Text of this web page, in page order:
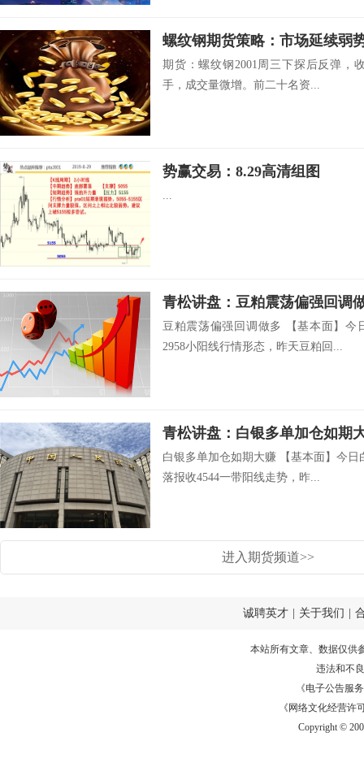
期货：螺纹钢2001周三下探后反弹，
手，成交量微增。前二十名资...
势赢交易：8.29高清组图
...
青松讲盘：豆粕震荡偏强回调
豆粕震荡偏强回调做多 【基本面】今
2958小阳线行情形态，昨天豆粕回...
青松讲盘：白银多单加仓如期
白银多单加仓如期大赚 【基本面】今
落报收4544一带阳线走势，昨...
进入期货频道>>
诚聘英才 关于我们
本站所有文章、数据仅供
违法和不
《电子公告服务
《网络文化经营许
Copyright ©